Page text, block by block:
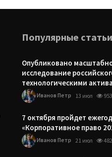
Популярные статьи
Опубликовано
исследование
технологическими
Иванов Петр 13 июл 953
7 октября пройдет
«Корпоративное право
Иванов Петр 21 июл 482